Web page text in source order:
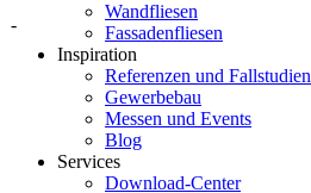
-
Wandfliesen
Fassadenfliesen
Inspiration
Referenzen und Fallstudien
Gewerbebau
Messen und Events
Blog
Services
Download-Center